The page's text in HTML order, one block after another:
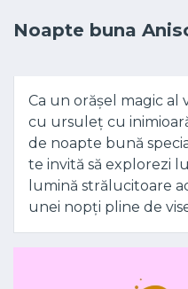
Noapte buna
Ca un orășel magic al
cu ursuleț cu
de noapte bună
te invită să explorezi
lumină strălucitoare
unei nopți pline de